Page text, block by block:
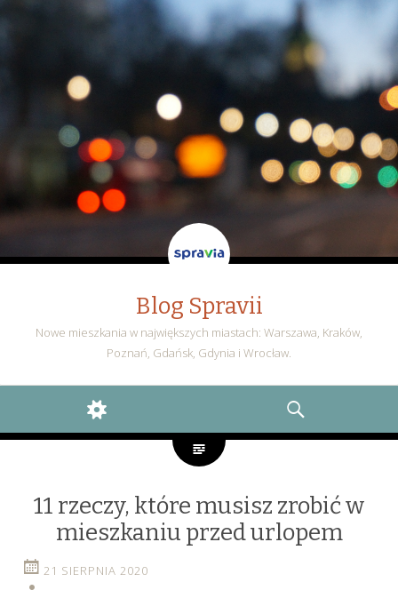
Blog Spravii
Nowe mieszkania w największych miastach: Warszawa, Kraków,
Poznań, Gdańsk, Gdynia i Wrocław.
WIDGETS
SEARCH
11 rzeczy, które musisz zrobić w
mieszkaniu przed urlopem
21 SIERPNIA 2020